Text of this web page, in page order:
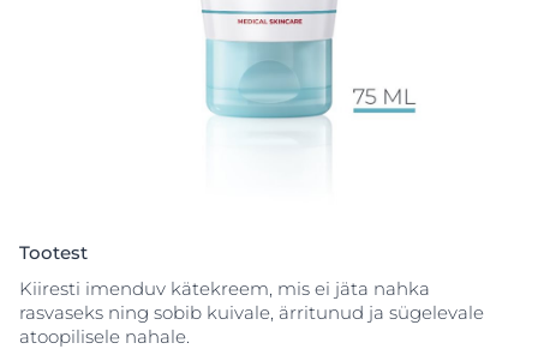
Tootest
Kiiresti imenduv kätekreem, mis ei jäta nahka
rasvaseks ning sobib kuivale, ärritunud ja sügelevale
atoopilisele nahale.